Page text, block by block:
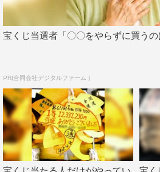
番組情報
宝くじ当選者「〇〇をやらずに買うの
PR(合同会社デジタルファーム )